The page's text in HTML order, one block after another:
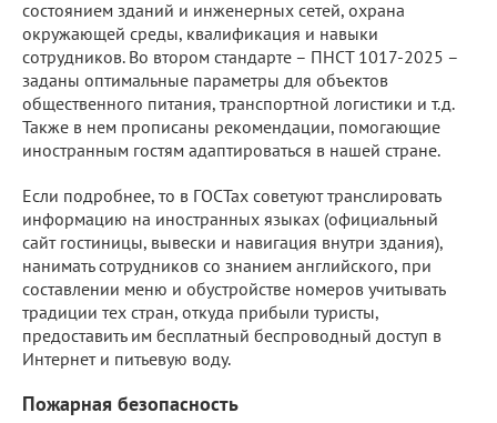
состоянием зданий и инженерных сетей, охрана
окружающей среды, квалификация и навыки
сотрудников. Во втором стандарте – ПНСТ 1017-2025 –
заданы оптимальные параметры для объектов
общественного питания, транспортной логистики и т.д.
Также в нем прописаны рекомендации, помогающие
иностранным гостям адаптироваться в нашей стране.
Если подробнее, то в ГОСТах советуют транслировать
информацию на иностранных языках (официальный
сайт гостиницы, вывески и навигация внутри здания),
нанимать сотрудников со знанием английского, при
составлении меню и обустройстве номеров учитывать
традиции тех стран, откуда прибыли туристы,
предоставить им бесплатный беспроводный доступ в
Интернет и питьевую воду.
Пожарная безопасность